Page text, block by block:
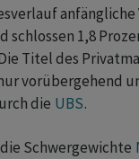
anfängliche
schlossen 1,8
Titel des
vorübergehend
die UBS.
Schwergewichte